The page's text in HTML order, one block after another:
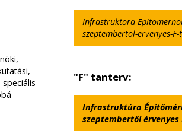
Infrastruktora-
szeptembertol-ervenyes-
"F" tanterv:
Infrastruktúra
szeptembertől